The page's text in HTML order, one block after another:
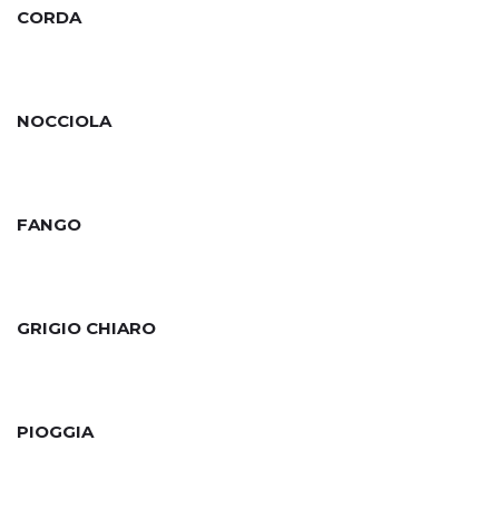
CORDA
NOCCIOLA
FANGO
GRIGIO CHIARO
PIOGGIA